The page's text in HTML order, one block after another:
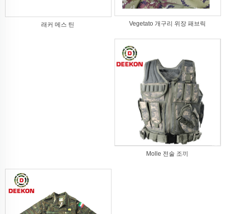
래커 메스 틴 Vegetato 개구리 위장 패브릭
Molle 전술 조끼